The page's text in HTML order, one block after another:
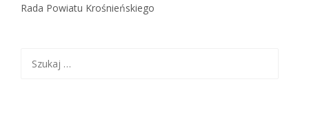
Rada Powiatu Krośnieńskiego